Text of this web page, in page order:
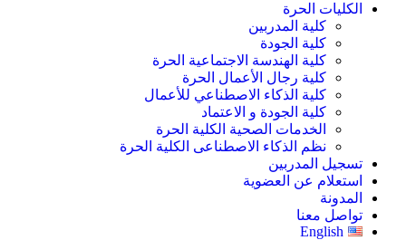
الكليات الحرة
كلية المدربين
كلية الجودة
كلية الهندسة الاجتماعية الحرة
كلية رجال الأعمال الحرة
كلية الذكاء الاصطناعي للأعمال
كلية الجودة و الاعتماد
الخدمات الصحية الكلية الحرة
نظم الذكاء الاصطناعى الكلية الحرة
تسجيل المدربين
استعلام عن العضوية
المدونة
تواصل معنا
English